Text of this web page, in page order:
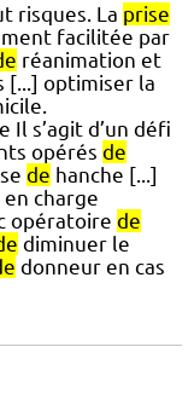
risques. La prise
facilitée par
réanimation et
[...] optimiser la
s’agit d’un défi
opérés de
de hanche [...]
en charge
opératoire de
diminuer le
donneur en cas